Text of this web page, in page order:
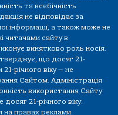
та всебічність
не відповідає за
інформації, а також може не
читачами сайту в
винятково роль носія.
що досяг 21-
річного віку — не
Сайтом. Адміністрація
використання Сайту
21-річного віку.
на правах реклами.